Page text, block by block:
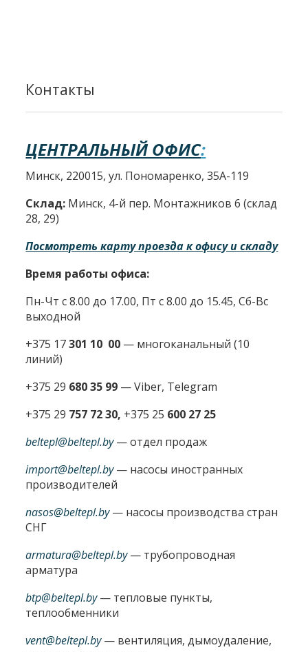
Контакты
ЦЕНТРАЛЬНЫЙ ОФИС:
Минск, 220015, ул. Пономаренко, 35А-119
Склад: Минск, 4-й пер. Монтажников 6 (склад
28, 29)
Посмотреть карту проезда к офису и складу
Время работы офиса:
Пн-Чт с 8.00 до 17.00, Пт с 8.00 до 15.45, Сб-Вс
выходной
+375 17301 10 00 — многоканальный (10
линий)
+375 29 680 35 99 — Viber, Telegram
+375 29 757 72 30, +375 25 600 27 25
beltepl@beltepl.by— отдел продаж
import@beltepl.by— насосы иностранных
производителей
nasos@beltepl.by— насосы производства стран
СНГ
armatura@beltepl.by— трубопроводная
арматура
btp@beltepl.by— тепловые пункты,
теплообменники
vent@beltepl.by— вентиляция, дымоудаление,